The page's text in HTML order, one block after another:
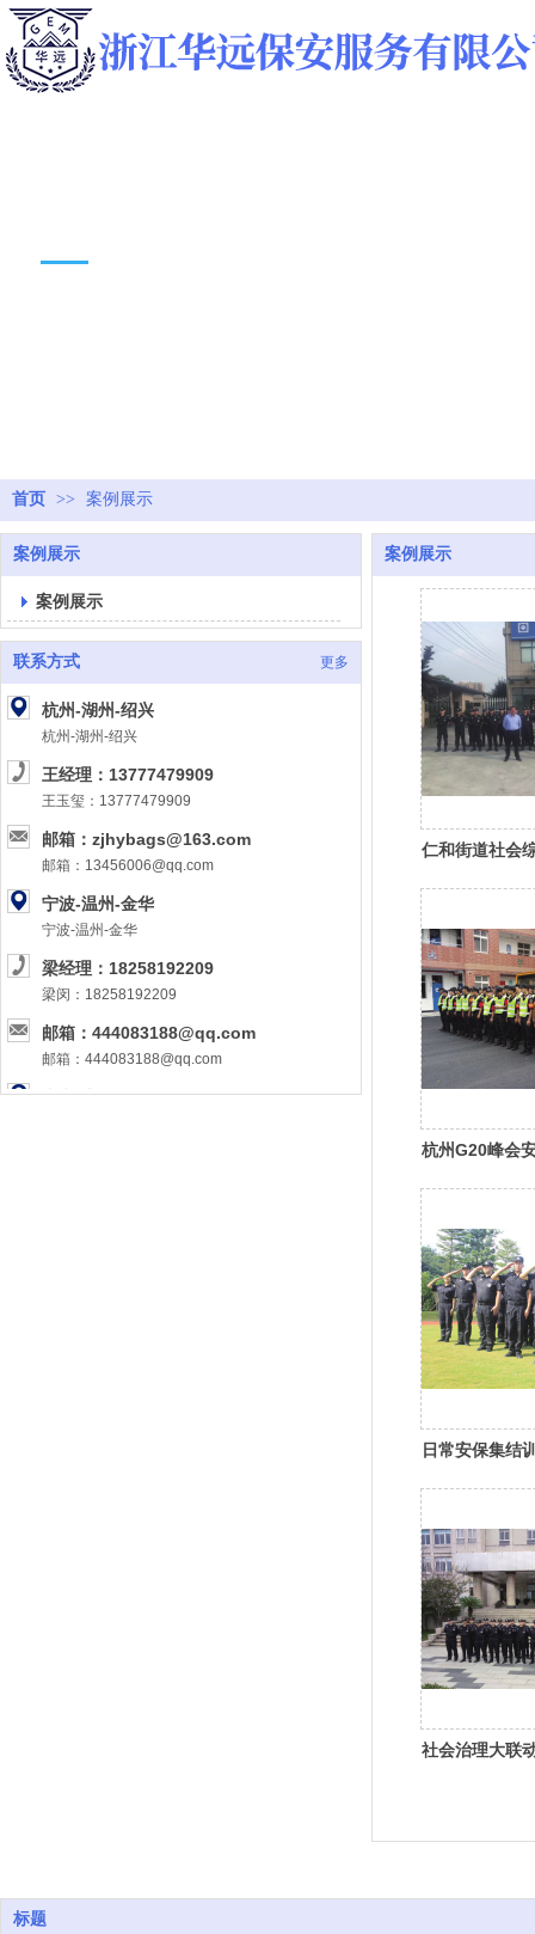
首页 >> 案例展示
案例展示
案例展示
联系方式 更多
杭州-湖州-绍兴
杭州-湖州-绍兴
王经理：13777479909
王玉玺：13777479909
邮箱：zjhybags@163.com
邮箱：13456006@qq.com
宁波-温州-金华
宁波-温州-金华
梁经理：18258192209
梁闵：18258192209
邮箱：444083188@qq.com
邮箱：444083188@qq.com
嘉兴-上海
案例展示
仁和街道社会
杭州G20峰会
日常安保集结
社会治理大联
标题